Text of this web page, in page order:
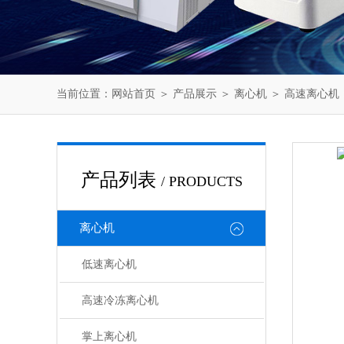
当前位置： 网站首页 ＞ 产品展示 ＞ 离心机 ＞ 高速离心机
产品列表 / PRODUCTS
离心机
低速离心机
高速冷冻离心机
掌上离心机